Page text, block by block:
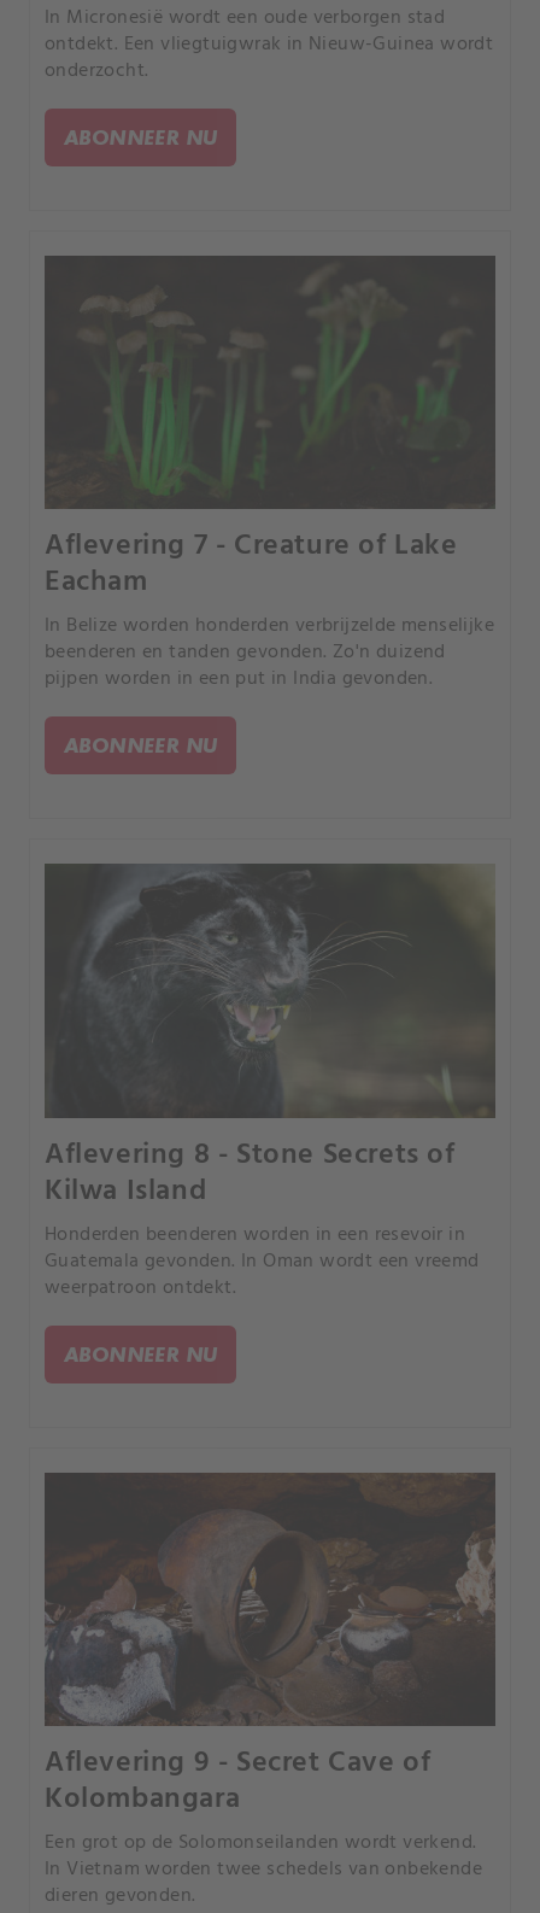
In Micronesië wordt een oude verborgen stad
ontdekt. Een vliegtuigwrak in Nieuw-Guinea wordt
onderzocht.
ABONNEER NU
Aflevering 7 - Creature of Lake
Eacham
In Belize worden honderden verbrijzelde menselijke
beenderen en tanden gevonden. Zo'n duizend
pijpen worden in een put in India gevonden.
ABONNEER NU
Aflevering 8 - Stone Secrets of
Kilwa Island
Honderden beenderen worden in een resevoir in
Guatemala gevonden. In Oman wordt een vreemd
weerpatroon ontdekt.
ABONNEER NU
Aflevering 9 - Secret Cave of
Kolombangara
Een grot op de Solomonseilanden wordt verkend.
In Vietnam worden twee schedels van onbekende
dieren gevonden.